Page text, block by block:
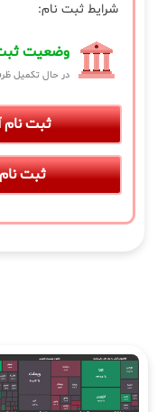
شرایط ثبت نام:
وضعیت
در حال تکمیل
ثبت
ثبت